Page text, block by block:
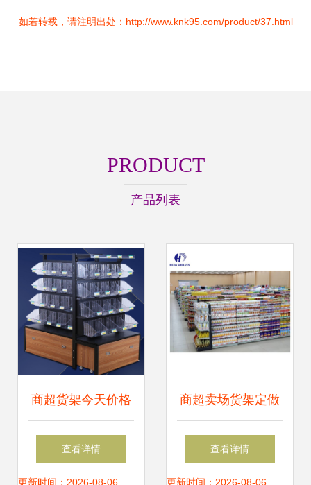
如若转载，请注明出处：http://www.knk95.com/product/37.html
PRODUCT
产品列表
商超货架今天价格
行情查询-尺寸式样
查看详情
更新时间：2026-08-06
商超卖场货架定做
查看详情
更新时间：2026-08-06